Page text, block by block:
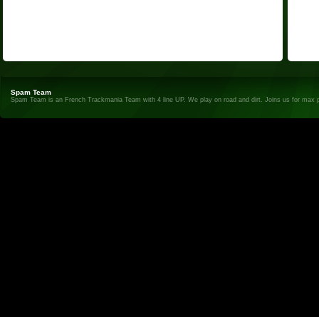
Spam Team
Spam Team is an French Trackmania Team with 4 line UP. We play on road and dirt. Joins us for max